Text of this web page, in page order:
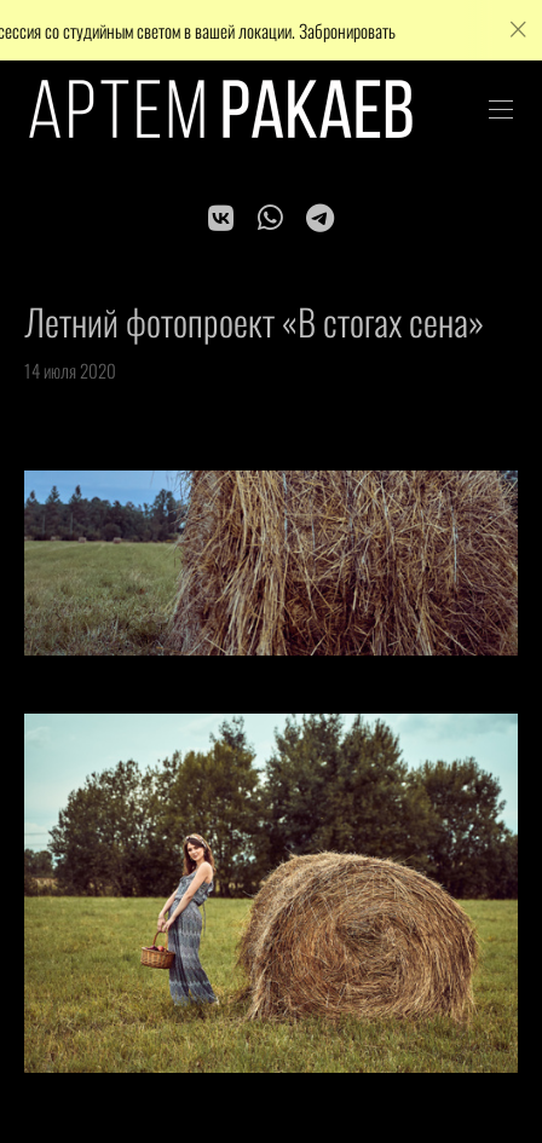
светом в вашей локации. Забронировать Внимание!
Летний фотопроект «В стогах сена»
14 июля 2020